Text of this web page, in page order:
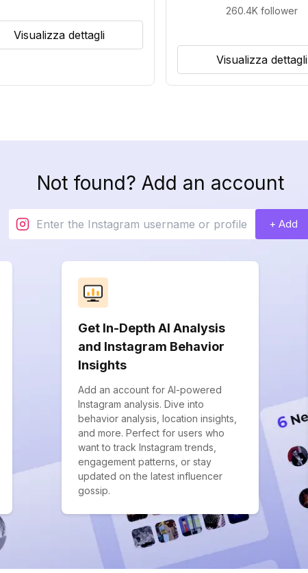
Visualizza dettagli
260.4K follower
Visualizza dettagli
Not found? Add an account
+ Add
Get In-Depth AI Analysis
and Instagram Behavior
Insights
Add an account for AI-powered
Instagram analysis. Dive into
behavior analysis, location insights,
and more. Perfect for users who
want to track Instagram trends,
engagement patterns, or stay
updated on the latest influencer
gossip.